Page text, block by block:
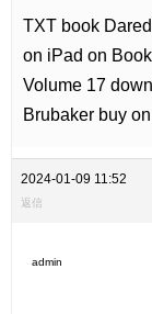
TXT book
on iPad on
Volume 17
Brubaker buy
2024-01-09 11:52
返信
admin